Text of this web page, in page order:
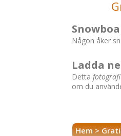
Någon åker
Ladda
Dettafotografi
om du
Hem>